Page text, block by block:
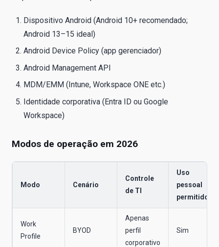
Dispositivo Android (Android 10+ recomendado;
Android 13–15 ideal)
Android Device Policy (app gerenciador)
Android Management API
MDM/EMM (Intune, Workspace ONE etc.)
Identidade corporativa (Entra ID ou Google
Workspace)
Modos de operação em 2026
Modo Cenário
Controle
de TI
Uso
pessoal
permitido
Work
Profile
BYOD
Apenas
perfil
corporativo
Sim